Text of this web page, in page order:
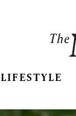
LIFESTYLE